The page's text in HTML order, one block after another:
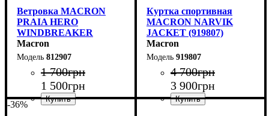
Ветровка MACRON
PRAIA HERO
WINDBREAKER
(812907)
Macron
812907
1 700грн
1 500грн
Пол
Производитель
Цвет
Куртка спортивная
MACRON NARVIK
JACKET (919807)
Macron
919807
4 700грн
3 900грн
-36%